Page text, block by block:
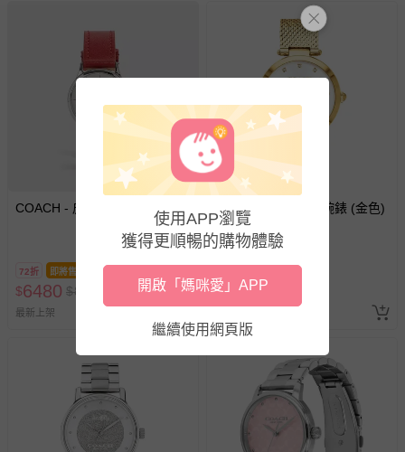
COACH - 皮革綴飾腕錶 (紅色)
72折 即將售完
$6480 $8980
最新上架
COACH - 花朵鑲鑽腕錶 (金色)
$6980
使用APP瀏覽
獲得更順暢的購物體驗
開啟「媽咪愛」APP
繼續使用網頁版